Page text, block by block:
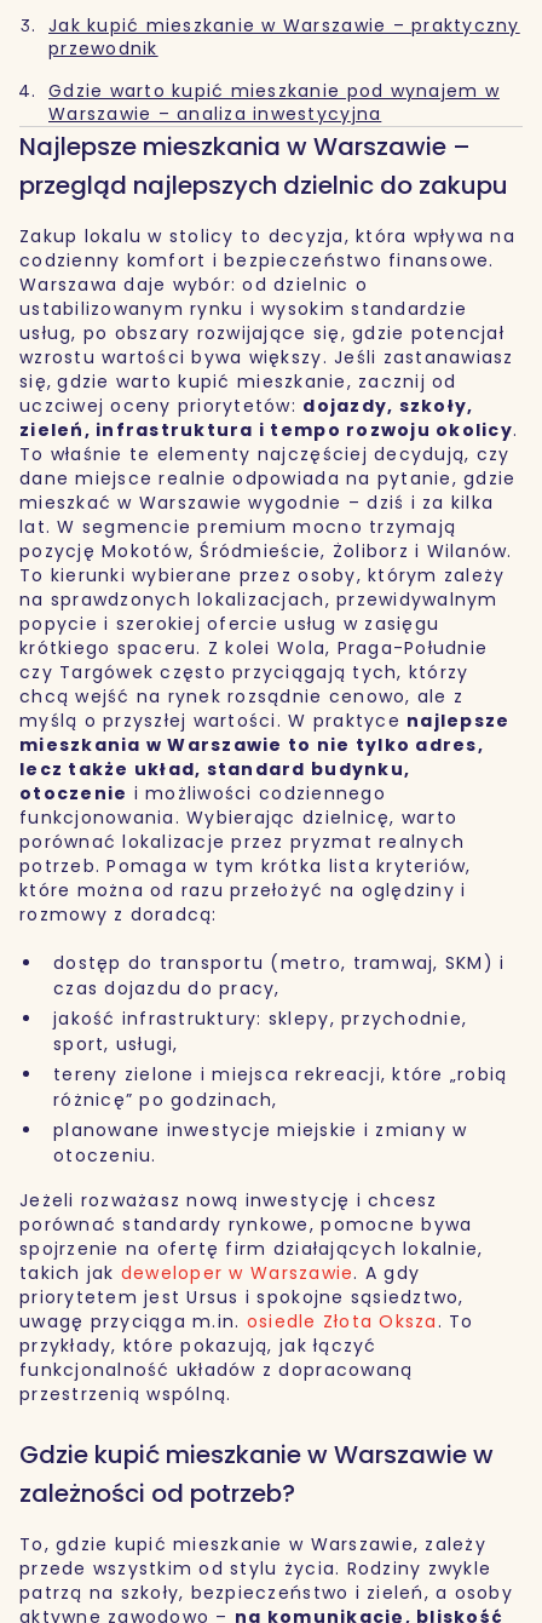
Jak kupić mieszkanie w Warszawie – praktyczny
przewodnik
Gdzie warto kupić mieszkanie pod wynajem w
Warszawie – analiza inwestycyjna
Najlepsze mieszkania w Warszawie –
przegląd najlepszych dzielnic do zakupu
Zakup lokalu w stolicy to decyzja, która wpływa na
codzienny komfort i bezpieczeństwo finansowe.
Warszawa daje wybór: od dzielnic o
ustabilizowanym rynku i wysokim standardzie
usług, po obszary rozwijające się, gdzie potencjał
wzrostu wartości bywa większy. Jeśli zastanawiasz
się, gdzie warto kupić mieszkanie, zacznij od
uczciwej oceny priorytetów: dojazdy, szkoły,
zieleń, infrastruktura i tempo rozwoju okolicy.
To właśnie te elementy najczęściej decydują, czy
dane miejsce realnie odpowiada na pytanie, gdzie
mieszkać w Warszawie wygodnie – dziś i za kilka
lat. W segmencie premium mocno trzymają
pozycję Mokotów, Śródmieście, Żoliborz i Wilanów.
To kierunki wybierane przez osoby, którym zależy
na sprawdzonych lokalizacjach, przewidywalnym
popycie i szerokiej ofercie usług w zasięgu
krótkiego spaceru. Z kolei Wola, Praga-Południe
czy Targówek często przyciągają tych, którzy
chcą wejść na rynek rozsądnie cenowo, ale z
myślą o przyszłej wartości. W praktyce najlepsze
mieszkania w Warszawie to nie tylko adres,
lecz także układ, standard budynku,
otoczenie i możliwości codziennego
funkcjonowania. Wybierając dzielnicę, warto
porównać lokalizacje przez pryzmat realnych
potrzeb. Pomaga w tym krótka lista kryteriów,
które można od razu przełożyć na oględziny i
rozmowy z doradcą:
dostęp do transportu (metro, tramwaj, SKM) i
czas dojazdu do pracy,
jakość infrastruktury: sklepy, przychodnie,
sport, usługi,
tereny zielone i miejsca rekreacji, które „robią
różnicę” po godzinach,
planowane inwestycje miejskie i zmiany w
otoczeniu.
Jeżeli rozważasz nową inwestycję i chcesz
porównać standardy rynkowe, pomocne bywa
spojrzenie na ofertę firm działających lokalnie,
takich jak deweloper w Warszawie. A gdy
priorytetem jest Ursus i spokojne sąsiedztwo,
uwagę przyciąga m.in. osiedle Złota Oksza. To
przykłady, które pokazują, jak łączyć
funkcjonalność układów z dopracowaną
przestrzenią wspólną.
Gdzie kupić mieszkanie w Warszawie w
zależności od potrzeb?
To, gdzie kupić mieszkanie w Warszawie, zależy
przede wszystkim od stylu życia. Rodziny zwykle
patrzą na szkoły, bezpieczeństwo i zieleń, a osoby
aktywne zawodowo – na komunikację, bliskość